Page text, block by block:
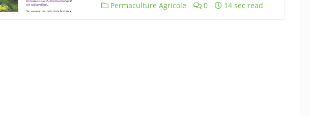
Permaculture Agricole 0 14 sec read